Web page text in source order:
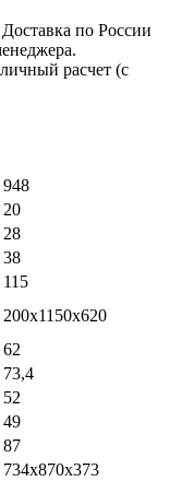
Доставка по России
расчет (с
948
20
28
38
115
200x1150x620
62
73,4
52
49
87
734x870x373